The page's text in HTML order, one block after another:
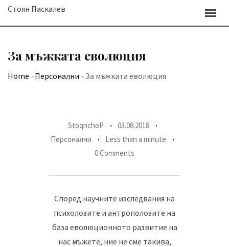
SkipСтоян Паскалев
За мъжката еволюция
Home -Персонални -За мъжката еволюция
StoqnchoP
03.08.2018
Персонални
Less than a minute
0 Comments
Според научните изследвания на
психолозите и антрополозите на
база еволюционното развитие на
нас мъжете, ние не сме такива,